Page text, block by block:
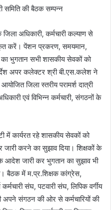
समिति की बैठक सम्‍पन्‍न
अधिकारी, कर्मचारी कल्‍याण से
करें। पेंशन प्रकरण, समयमान,
का भुगतान सभी शासकीय सेवकों को
अपर कलेक्‍टर श्री बी.एस.कलेश ने
जिला स्‍तरीय परामर्श दात्री
एवं विभिन्‍न कर्मचारी, संगठनों के
में कार्यरत रहे शासकीय सेवकों को
जारी करने का सुझाव दिया। शिक्षकों के
आदेश जारी कर भुगतान का सुझाव भी
बैठक में म.प्र.शिक्षक कांग्रेस,
संघ, पटवारी संघ, लिपिक वर्गीय
अपने संगठन की ओर से कर्मचारियों की